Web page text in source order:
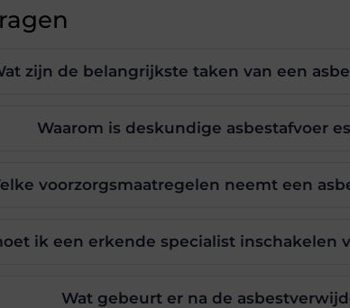
zijn de belangrijkste taken van een
Waarom is deskundige asbestafvoer
voorzorgsmaatregelen neemt een
ik een erkende specialist inschakelen
Wat gebeurt er na de